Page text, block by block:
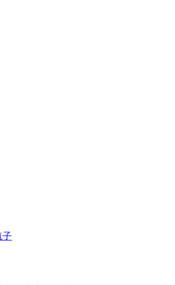
人 痛下狠手拳打脚踢
生回应
论片面不公正
子